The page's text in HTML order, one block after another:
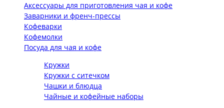
Аксессуары для приготовления чая и кофе
Заварники и френч-прессы
Кофеварки
Кофемолки
Посуда для чая и кофе
Кружки
Кружки с ситечком
Чашки и блюдца
Чайные и кофейные наборы